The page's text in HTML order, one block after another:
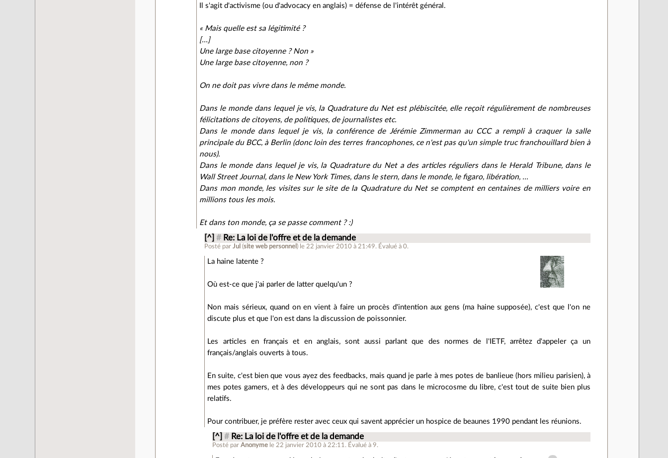
Il s'agit d'activisme (ou d'advocacy en anglais) = défense de l'intérêt général.
« Mais quelle est sa légitimité ?
[...]
Une large base citoyenne ? Non »
Une large base citoyenne, non ?
On ne doit pas vivre dans le même monde.
Dans le monde dans lequel je vis, la Quadrature du Net est plébiscitée, elle reçoit régulièrement de nombreuses
félicitations de citoyens, de politiques, de journalistes etc.
Dans le monde dans lequel je vis, la conférence de Jérémie Zimmerman au CCC a rempli à craquer la salle
principale du BCC, à Berlin (donc loin des terres francophones, ce n'est pas qu'un simple truc franchouillard bien à
nous).
Dans le monde dans lequel je vis, la Quadrature du Net a des articles réguliers dans le Herald Tribune, dans le
Wall Street Journal, dans le New York Times, dans le stern, dans le monde, le figaro, libération, ...
Dans mon monde, les visites sur le site de la Quadrature du Net se comptent en centaines de milliers voire en
millions tous les mois.
Et dans ton monde, ça se passe comment ? :)
[^] # Re: La loi de l'offre et de la demande
Posté parJul (site web personnel ) le 22 janvier 2010 à 21:49. Évalué à0.
La haine latente ?
Où est-ce que j'ai parler de latter quelqu'un ?
Non mais sérieux, quand on en vient à faire un procès d'intention aux gens (ma haine supposée), c'est que l'on ne
discute plus et que l'on est dans la discussion de poissonnier.
Les articles en français et en anglais, sont aussi parlant que des normes de l'IETF, arrêtez d'appeler ça un
français/anglais ouverts à tous.
En suite, c'est bien que vous ayez des feedbacks, mais quand je parle à mes potes de banlieue (hors milieu parisien), à
mes potes gamers, et à des développeurs qui ne sont pas dans le microcosme du libre, c'est tout de suite bien plus
relatifs.
Pour contribuer, je préfère rester avec ceux qui savent apprécier un hospice de beaunes 1990 pendant les réunions.
[^] # Re: La loi de l'offre et de la demande
Posté parAnonyme le 22 janvier 2010 à 22:11. Évalué à9.